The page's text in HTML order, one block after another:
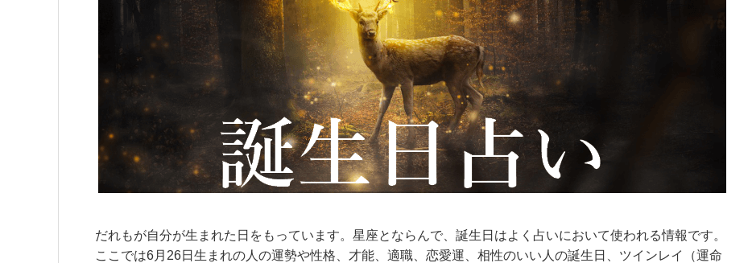
だれもが自分が生まれた日をもっています。星座とならんで、誕生日はよく占いにおいて使われる情報です。
ここでは6月26日生まれの人の運勢や性格、才能、適職、恋愛運、相性のいい人の誕生日、ツインレイ（運命